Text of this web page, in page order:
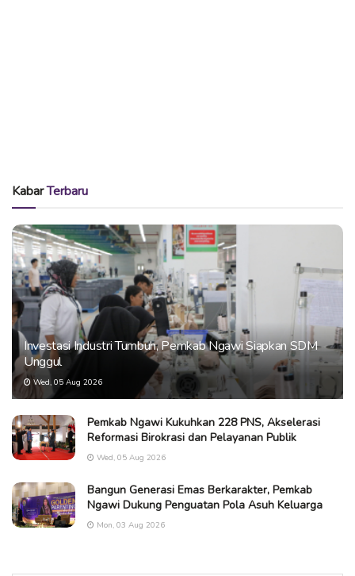
KabarTerbaru
Investasi Industri Tumbuh, Pemkab Ngawi Siapkan SDM
Unggul
Wed, 05 Aug 2026
Pemkab Ngawi Kukuhkan 228 PNS, Akselerasi
Reformasi Birokrasi dan Pelayanan Publik
Wed, 05 Aug 2026
Bangun Generasi Emas Berkarakter, Pemkab
Ngawi Dukung Penguatan Pola Asuh Keluarga
Mon, 03 Aug 2026